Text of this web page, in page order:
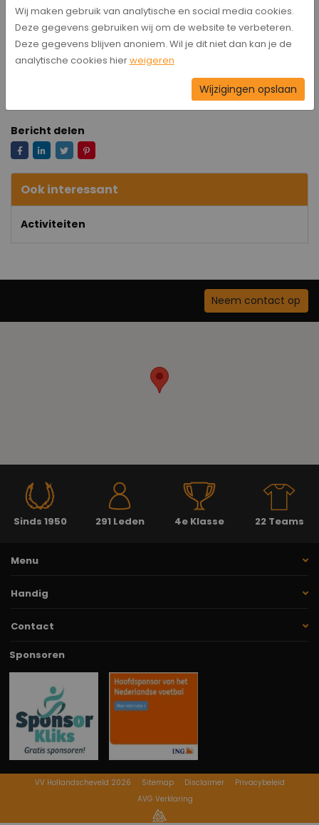
Bericht delen
Ook interessant
Activiteiten
Neem contact op
Sinds 1950 291 Leden 4e Klasse 22 Teams
Menu
Handig
Contact
Sponsoren
VV Hollandscheveld 2026 Sitemap Disclaimer
Privacybeleid
AVG Verklaring
Wij maken gebruik van analytische en social media cookies.
Deze gegevens gebruiken wij om de website te verbeteren.
Deze gegevens blijven anoniem. Wil je dit niet dan kan je de
analytische cookies hierweigeren
Wijzigingen opslaan